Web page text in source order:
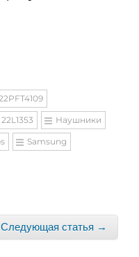
Наушники
Samsung
Следующая статья →